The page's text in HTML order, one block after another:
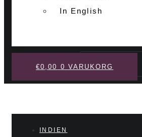
In English
Sök
€0,00 0 VARUKORG
INDIEN